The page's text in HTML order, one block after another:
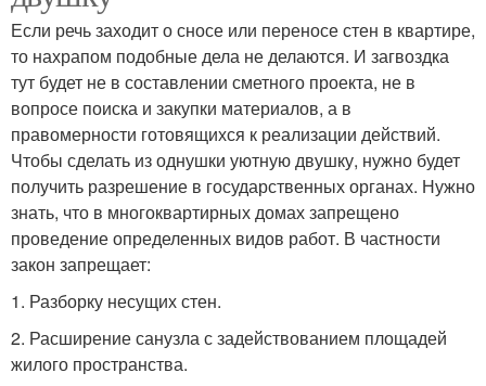
Если речь заходит о сносе или переносе стен в квартире,
то нахрапом подобные дела не делаются. И загвоздка
тут будет не в составлении сметного проекта, не в
вопросе поиска и закупки материалов, а в
правомерности готовящихся к реализации действий.
Чтобы сделать из однушки уютную двушку, нужно будет
получить разрешение в государственных органах. Нужно
знать, что в многоквартирных домах запрещено
проведение определенных видов работ. В частности
закон запрещает:
1.​ Разборку несущих стен.
2.​ Расширение санузла с задействованием площадей
жилого пространства.